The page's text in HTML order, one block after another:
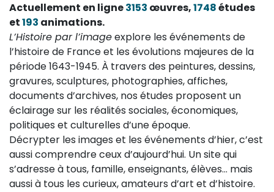
Actuellement en ligne3153 œuvres,1748études
et193 animations.
L’Histoire par l’imageexplore les événements de
l’histoire de France et les évolutions majeures de la
période 1643-1945. À travers des peintures, dessins,
gravures, sculptures, photographies, affiches,
documents d’archives, nos études proposent un
éclairage sur les réalités sociales, économiques,
politiques et culturelles d’une époque.
Décrypter les images et les événements d’hier, c’est
aussi comprendre ceux d’aujourd’hui. Un site qui
s’adresse à tous, famille, enseignants, élèves… mais
aussi à tous les curieux, amateurs d’art et d’histoire.